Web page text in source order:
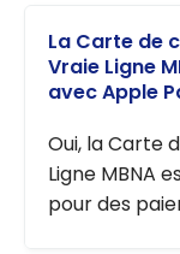
La Carte de
Vraie Ligne
avec Apple
Oui, la Carte
Ligne MBNA
pour des